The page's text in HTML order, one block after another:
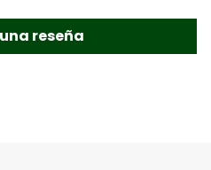
reseña